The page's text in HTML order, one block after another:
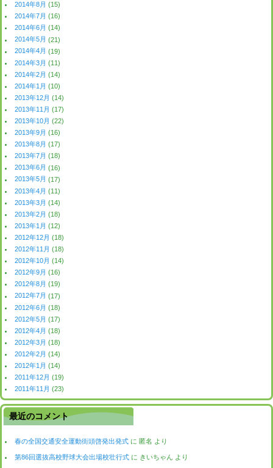
2014年8月 (15)
2014年7月 (16)
2014年6月 (14)
2014年5月 (21)
2014年4月 (19)
2014年3月 (11)
2014年2月 (14)
2014年1月 (10)
2013年12月 (14)
2013年11月 (17)
2013年10月 (22)
2013年9月 (16)
2013年8月 (17)
2013年7月 (18)
2013年6月 (16)
2013年5月 (17)
2013年4月 (11)
2013年3月 (14)
2013年2月 (18)
2013年1月 (12)
2012年12月 (18)
2012年11月 (18)
2012年10月 (14)
2012年9月 (16)
2012年8月 (19)
2012年7月 (17)
2012年6月 (18)
2012年5月 (17)
2012年4月 (18)
2012年3月 (18)
2012年2月 (14)
2012年1月 (14)
2011年12月 (19)
2011年11月 (23)
最近のコメント
春の全国交通安全運動街頭啓発出発式 に 匿名 より
第86回選抜高校野球大会出場校壮行式 に きいちゃん より